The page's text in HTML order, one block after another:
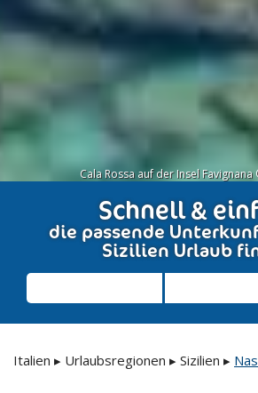
Cala Rossa auf der Insel
Schnell &
die passende
Sizilien Urlaub
Italien ▸ Urlaubsregionen ▸ Sizilien ▸